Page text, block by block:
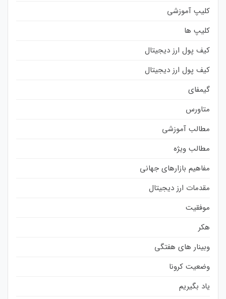
کلیپ آموزشی
کلیپ ها
کیف پول ارز دیجیتال
کیف پول ارز دیجیتال
گیمفای
متاورس
مطالب آموزشی
مطالب ویژه
مفاهیم بازارهای جهانی
مقدمات ارز دیجیتال
موفقیت
هکر
وبینار های هفتگی
وضعیت کرونا
یاد بگیریم